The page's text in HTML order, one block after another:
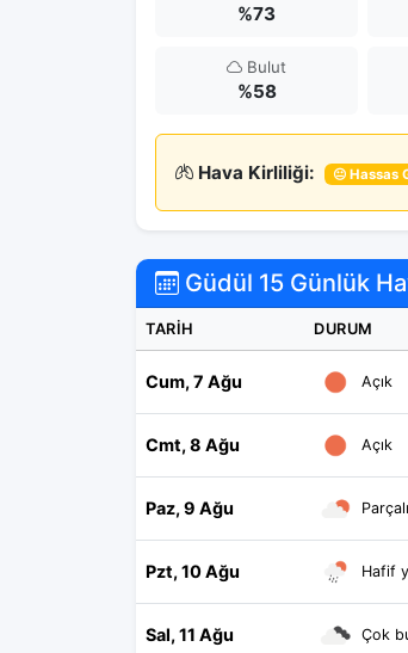
%73
Bulut
%58
Hava Kirliliği: 😐 Hassas
Güdül 15 Günlük
TARIH DURUM
Cum, 7 Ağu Açık
Cmt, 8 Ağu Açık
Paz, 9 Ağu
Pzt, 10 Ağu Hafif
Sal, 11 Ağu Çok